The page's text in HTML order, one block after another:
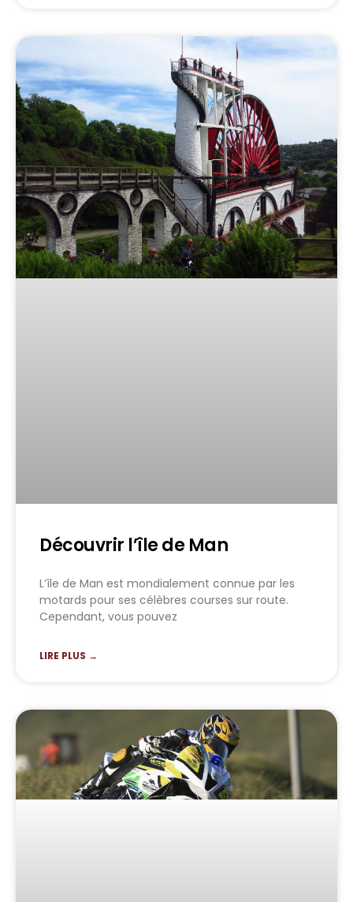
Découvrir l’île de Man
L’île de Man est mondialement connue par les
motards pour ses célèbres courses sur route.
Cependant, vous pouvez
LIRE PLUS →